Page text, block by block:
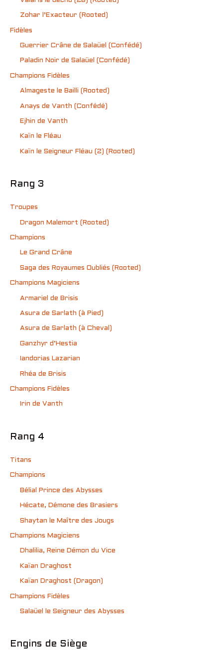
Zohar l’Exacteur (Rooted)
Fidèles
Guerrier Crâne de Salaüel (Confédé)
Paladin Noir de Salaüel (Confédé)
Champions Fidèles
Almageste le Bailli (Rooted)
Anays de Vanth (Confédé)
Ejhin de Vanth
Kaïn le Fléau
Kaïn le Seigneur Fléau (2) (Rooted)
Rang 3
Troupes
Dragon Malemort (Rooted)
Champions
Le Grand Crâne
Saga des Royaumes Oubliés (Rooted)
Champions Magiciens
Armariel de Brisis
Asura de Sarlath (à Pied)
Asura de Sarlath (à Cheval)
Ganzhyr d’Hestia
Iandorias Lazarian
Rhéa de Brisis
Champions Fidèles
Irin de Vanth
Rang 4
Titans
Champions
Bélial Prince des Abysses
Hécate, Démone des Brasiers
Shaytan le Maître des Jougs
Champions Magiciens
Dhalilia, Reine Démon du Vice
Kaïan Draghost
Kaïan Draghost (Dragon)
Champions Fidèles
Salaüel le Seigneur des Abysses
Engins de Siège